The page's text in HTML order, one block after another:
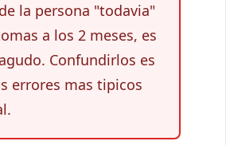
la persona "todavia"
a los 2 meses, es
Confundirlos es
errores mas tipicos